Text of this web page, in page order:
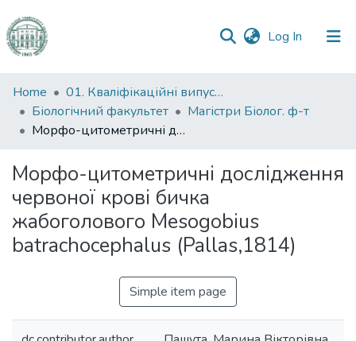
Log In (current)
Communities
&
Collections
Statistics
Home
01. Кваліфікаційні випускні роботи здобувачів вищої освіти
Біологічний факультет
Магістри Біолог. ф-т
Морфо-цитометричні дослідження червоної крові бичка жабоголового Mesogobius batrachocephalus (Pallas,1814)
Морфо-цитометричні дослідження
червоної крові бичка
жабоголового Mesogobius
batrachocephalus (Pallas,1814)
Simple item page